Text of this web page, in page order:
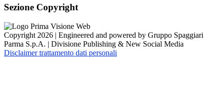
Sezione Copyright
Copyright 2026 | Engineered and powered by Gruppo Spaggiari
Parma S.p.A. | Divisione Publishing & New Social Media
Disclaimer trattamento dati personali